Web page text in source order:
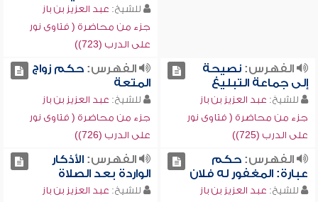
للشيخ: عبد العزيز بن باز
جزء من محاضرة ( فتاوى نور
على الدرب (723))
الفهرس:نصيحة
إلى جماعة التبليغ
للشيخ: عبد العزيز بن باز
جزء من محاضرة ( فتاوى نور
على الدرب (725))
الفهرس:حكم زواج
المتعة
للشيخ: عبد العزيز بن باز
جزء من محاضرة ( فتاوى نور
على الدرب (726))
الفهرس:حكم
عبارة: المغفور له فلان
للشيخ: عبد العزيز بن باز
الفهرس:الأذكار
الواردة بعد الصلاة
للشيخ: عبد العزيز بن باز